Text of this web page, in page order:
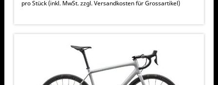
pro Stück (inkl. MwSt. zzgl.Versandkosten für Grossartikel)